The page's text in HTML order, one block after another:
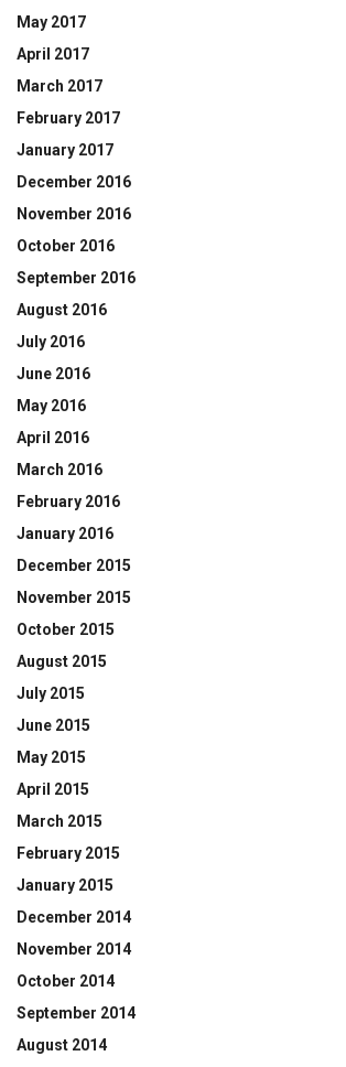
May 2017
April 2017
March 2017
February 2017
January 2017
December 2016
November 2016
October 2016
September 2016
August 2016
July 2016
June 2016
May 2016
April 2016
March 2016
February 2016
January 2016
December 2015
November 2015
October 2015
August 2015
July 2015
June 2015
May 2015
April 2015
March 2015
February 2015
January 2015
December 2014
November 2014
October 2014
September 2014
August 2014